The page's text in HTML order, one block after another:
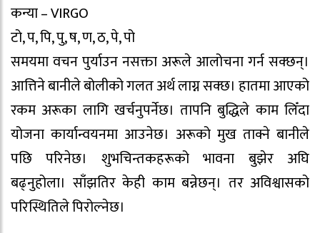
कन्या – VIRGO
टो, प, पि, पु, ष, ण, ठ, पे, पो
समयमा वचन पुर्याउन नसक्ता अरूले आलोचना गर्न सक्छन्।
आत्तिने बानीले बोलीको गलत अर्थ लाग्न सक्छ। हातमा आएको
रकम अरूका लागि खर्चनुपर्नेछ। तापनि बुद्धिले काम लिँदा
योजना कार्यान्वयनमा आउनेछ। अरूको मुख ताक्ने बानीले
पछि परिनेछ। शुभचिन्तकहरूको भावना बुझेर अघि
बढ्नुहोला। साँझतिर केही काम बन्नेछन्। तर अविश्वासको
परिस्थितिले पिरोल्नेछ।